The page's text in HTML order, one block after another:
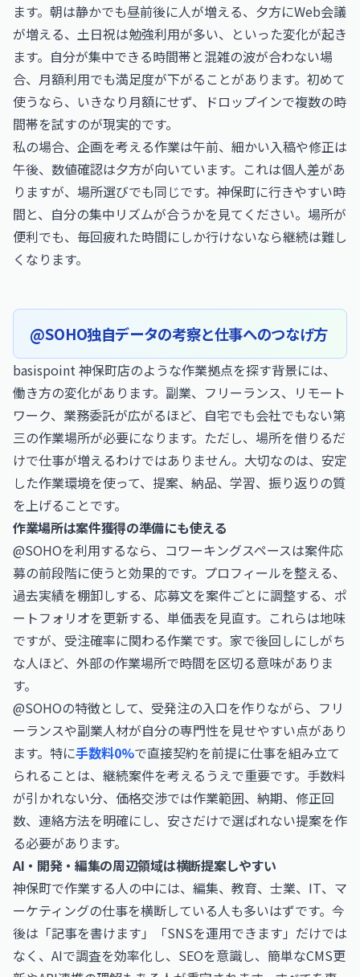
ます。朝は静かでも昼前後に人が増える、夕方にWeb会議
が増える、土日祝は勉強利用が多い、といった変化が起き
ます。自分が集中できる時間帯と混雑の波が合わない場
合、月額利用でも満足度が下がることがあります。初めて
使うなら、いきなり月額にせず、ドロップインで複数の時
間帯を試すのが現実的です。
私の場合、企画を考える作業は午前、細かい入稿や修正は
午後、数値確認は夕方が向いています。これは個人差があ
りますが、場所選びでも同じです。神保町に行きやすい時
間と、自分の集中リズムが合うかを見てください。場所が
便利でも、毎回疲れた時間にしか行けないなら継続は難し
くなります。
@SOHO独自データの考察と仕事へのつなげ方
basispoint 神保町店のような作業拠点を探す背景には、
働き方の変化があります。副業、フリーランス、リモート
ワーク、業務委託が広がるほど、自宅でも会社でもない第
三の作業場所が必要になります。ただし、場所を借りるだ
けで仕事が増えるわけではありません。大切なのは、安定
した作業環境を使って、提案、納品、学習、振り返りの質
を上げることです。
作業場所は案件獲得の準備にも使える
@SOHOを利用するなら、コワーキングスペースは案件応
募の前段階に使うと効果的です。プロフィールを整える、
過去実績を棚卸しする、応募文を案件ごとに調整する、ポ
ートフォリオを更新する、単価表を見直す。これらは地味
ですが、受注確率に関わる作業です。家で後回しにしがち
な人ほど、外部の作業場所で時間を区切る意味がありま
す。
@SOHOの特徴として、受発注の入口を作りながら、フリ
ーランスや副業人材が自分の専門性を見せやすい点があり
ます。特に手数料0%で直接契約を前提に仕事を組み立て
られることは、継続案件を考えるうえで重要です。手数料
が引かれない分、価格交渉では作業範囲、納期、修正回
数、連絡方法を明確にし、安さだけで選ばれない提案を作
る必要があります。
AI・開発・編集の周辺領域は横断提案しやすい
神保町で作業する人の中には、編集、教育、士業、IT、マ
ーケティングの仕事を横断している人も多いはずです。今
後は「記事を書けます」「SNSを運用できます」だけでは
なく、AIで調査を効率化し、SEOを意識し、簡単なCMS更